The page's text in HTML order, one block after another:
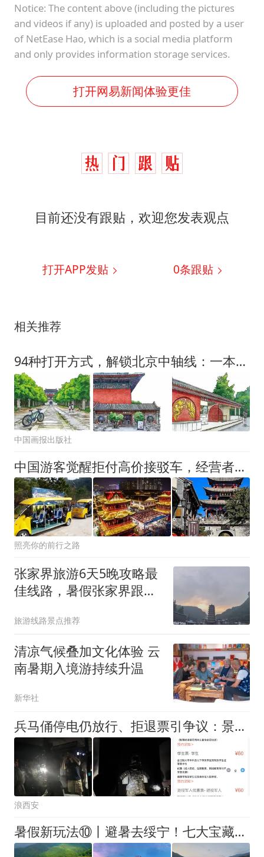
Notice: The content above (including the pictures
and videos if any) is uploaded and posted by a user
of NetEase Hao, which is a social media platform
and only provides information storage services.
打开网易新闻体验更佳
目前还没有跟贴，欢迎您发表观点
打开APP发贴 0条跟贴
相关推荐
94种打开方式，解锁北京中轴线：一本可以“边走边看”的Citywalk攻略
中国画报出版社
中国游客觉醒拒付高价接驳车，经营者自食其果
照亮你的前行之路
张家界旅游6天5晚攻略最
佳线路，暑假张家界跟团
旅游线路景点推荐
清凉气候叠加文化体验 云
南暑期入境游持续升温
新华社
兵马俑停电仍放行、拒退票引争议：景区应急，不该只有“一刀切”
浪西安
暑假新玩法⑩丨避暑去绥宁！七大宝藏景点，带你邂逅25℃的“绿野仙踪”